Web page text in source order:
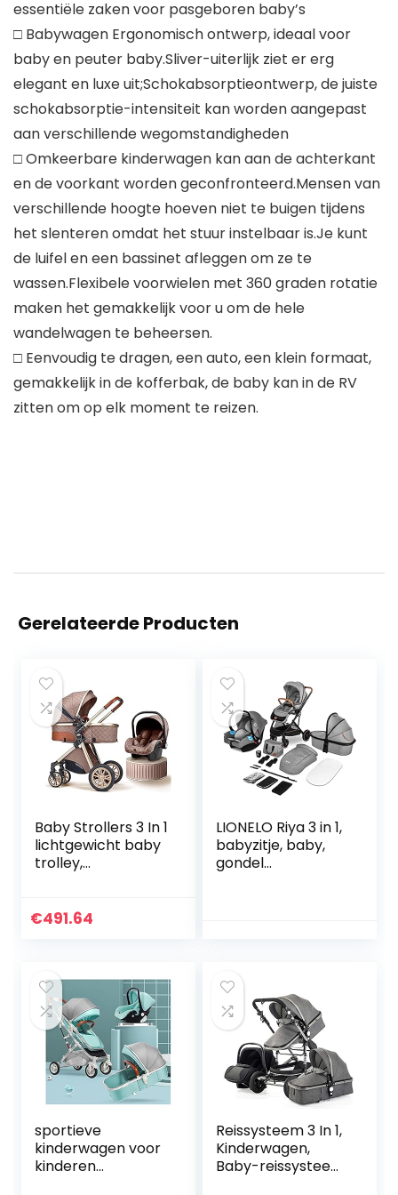
essentiële zaken voor pasgeboren baby’s
□ Babywagen Ergonomisch ontwerp, ideaal voor
baby en peuter baby.Sliver-uiterlijk ziet er erg
elegant en luxe uit;Schokabsorptieontwerp, de juiste
schokabsorptie-intensiteit kan worden aangepast
aan verschillende wegomstandigheden
□ Omkeerbare kinderwagen kan aan de achterkant
en de voorkant worden geconfronteerd.Mensen van
verschillende hoogte hoeven niet te buigen tijdens
het slenteren omdat het stuur instelbaar is.Je kunt
de luifel en een bassinet afleggen om ze te
wassen.Flexibele voorwielen met 360 graden rotatie
maken het gemakkelijk voor u om de hele
wandelwagen te beheersen.
□ Eenvoudig te dragen, een auto, een klein formaat,
gemakkelijk in de kofferbak, de baby kan in de RV
zitten om op elk moment te reizen.
Gerelateerde Producten
Baby Strollers 3 In 1
lichtgewicht baby
trolley,
luxe baby
€491.64
LIONELO Riya 3 in 1,
babyzitje, baby,
gondel
sportieve
kinderwagen voor
kinderen
Reissysteem 3 In 1,
Kinderwagen,
Baby-reissysteem,